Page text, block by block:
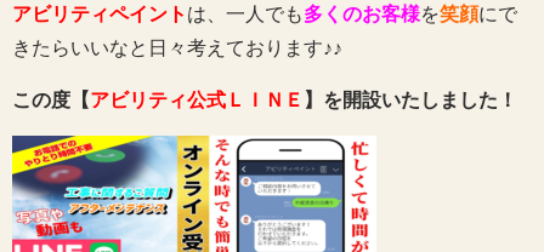
アビリティペイント は、一人でも多くのお客様を笑顔にで
きたらいいなと日々考えております♪♪
この度【アビリティ公式ＬＩＮＥ 】を開設いたしました！